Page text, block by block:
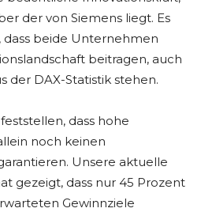
der von Siemens liegt. Es
dass beide Unternehmen
beitragen, auch
der DAX-Statistik stehen.
dass hohe
noch keinen
Unsere aktuelle
gezeigt, dass nur 45 Prozent
Gewinnziele